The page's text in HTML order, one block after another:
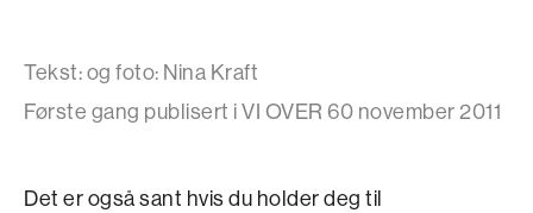
Tekst: og foto: Nina Kraft
Første gang publisert i VI OVER 60 november 2011
Det er også sant hvis du holder deg til